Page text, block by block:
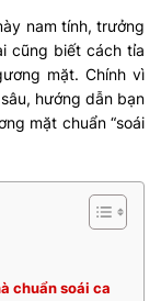
nam tính, trưởng
cũng biết cách tỉa
mặt. Chính vì
hướng dẫn bạn
mặt chuẩn “soái
chuẩn soái ca